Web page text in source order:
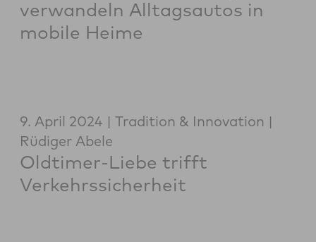
verwandeln Alltagsautos in
mobile Heime
9. April 2024
Tradition & Innovation
Rüdiger Abele
Oldtimer-Liebe trifft
Verkehrssicherheit